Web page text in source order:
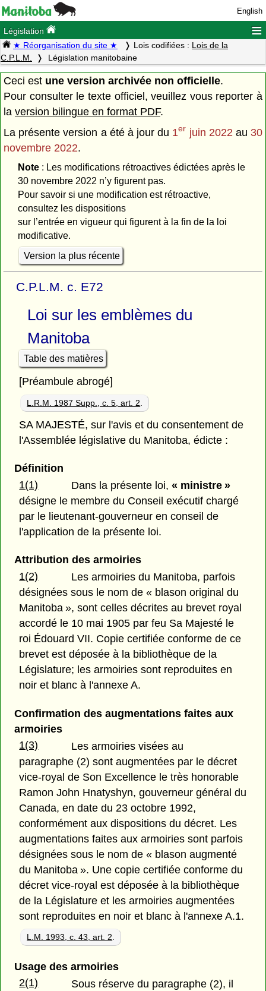
English
Législation ≡
★ Réorganisation du site ★ Lois codifiées : Lois de la
C.P.L.M.
Législation manitobaine
Ceci est une version archivée non officielle.
Pour consulter le texte officiel, veuillez vous reporter à
la version bilingue en format PDF.
La présente version a été à jour du 1er juin 2022 au 30
novembre 2022.
Note: Les modifications rétroactives édictées après le
30 novembre 2022 n’y figurent pas.
Pour savoir si une modification est rétroactive,
consultez les dispositions
sur l’entrée en vigueur qui figurent à la fin de la loi
modificative.
Version la plus récente
C.P.L.M. c. E72
Loi sur les emblèmes du
Manitoba
Table des matières
[Préambule abrogé]
L.R.M. 1987 Supp., c. 5, art. 2
SA MAJESTÉ, sur l'avis et du consentement de
l'Assemblée législative du Manitoba, édicte :
Définition
1(1)
Dans la présente loi,« ministre »
désigne le membre du Conseil exécutif chargé
par le lieutenant-gouverneur en conseil de
l'application de la présente loi.
Attribution des armoiries
1(2)
Les armoiries du Manitoba, parfois
désignées sous le nom de « blason original du
Manitoba », sont celles décrites au brevet royal
accordé le 10 mai 1905 par feu Sa Majesté le
roi Édouard VII. Copie certifiée conforme de ce
brevet est déposée à la bibliothèque de la
Législature; les armoiries sont reproduites en
noir et blanc à l'annexe A.
Confirmation des augmentations faites aux
armoiries
1(3)
Les armoiries visées au
paragraphe (2) sont augmentées par le décret
vice-royal de Son Excellence le très honorable
Ramon John Hnatyshyn, gouverneur général du
Canada, en date du 23 octobre 1992,
conformément aux dispositions du décret. Les
augmentations faites aux armoiries sont parfois
désignées sous le nom de « blason augmenté
du Manitoba ». Une copie certifiée conforme du
décret vice-royal est déposée à la bibliothèque
de la Législature et les armoiries augmentées
sont reproduites en noir et blanc à l'annexe A.1.
L.M. 1993, c. 43, art. 2.
Usage des armoiries
2(1)
Sous réserve du paragraphe (2), il